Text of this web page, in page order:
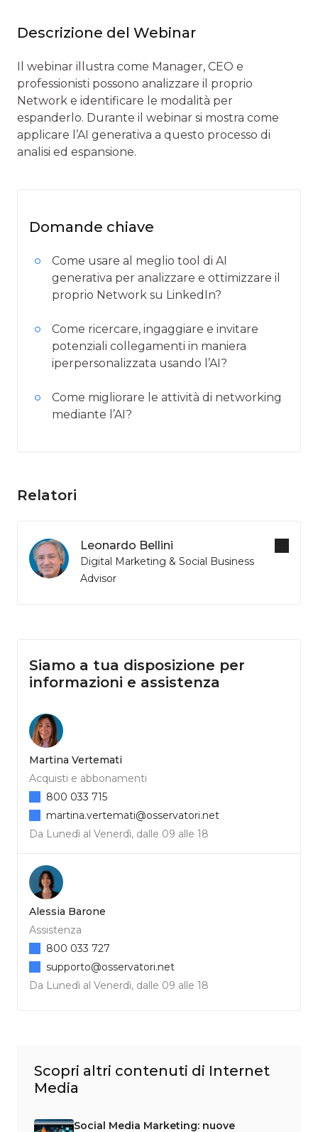
Descrizione del Webinar
Il webinar illustra come Manager, CEO e
professionisti possono analizzare il proprio
Network e identificare le modalità per
espanderlo. Durante il webinar si mostra come
applicare l’AI generativa a questo processo di
analisi ed espansione.
Domande chiave
Come usare al meglio tool di AI
generativa per analizzare e ottimizzare il
proprio Network su LinkedIn?
Come ricercare, ingaggiare e invitare
potenziali collegamenti in maniera
iperpersonalizzata usando l’AI?
Come migliorare le attività di networking
mediante l’AI?
Relatori
Leonardo Bellini
Digital Marketing & Social Business
Advisor
Siamo a tua disposizione per
informazioni e assistenza
Martina Vertemati
Acquisti e abbonamenti
Da Lunedì al Venerdì, dalle 09 alle 18
800 033 715
martina.vertemati@osservatori.net
Alessia Barone
Assistenza
Da Lunedì al Venerdì, dalle 09 alle 18
800 033 727
supporto@osservatori.net
Scopri altri contenuti di Internet
Media
Social Media Marketing: nuove